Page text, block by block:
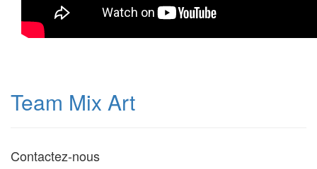
Team Mix Art
Contactez-nous